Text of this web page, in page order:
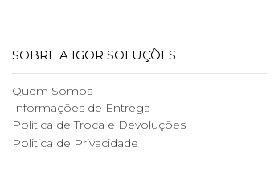
SOBRE A IGOR SOLUÇÕES
Quem Somos
Informações de Entrega
Política de Troca e Devoluções
Politica de Privacidade